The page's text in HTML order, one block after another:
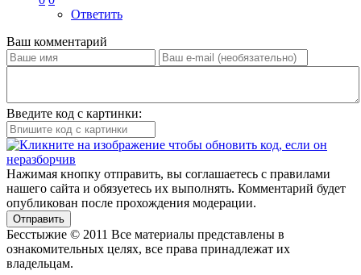
Ответить
Ваш комментарий
Введите код с картинки:
Нажимая кнопку отправить, вы соглашаетесь с правилами
нашего сайта и обязуетесь их выполнять. Комментарий будет
опубликован после прохождения модерации.
Отправить
Бесстыжие © 2011 Все материалы представлены в
ознакомительных целях, все права принадлежат их
владельцам.